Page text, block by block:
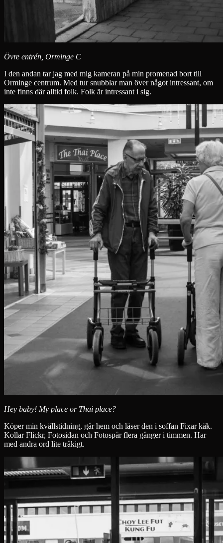
Övre entrén, Orminge C
I den andan tar jag med mig kameran på min promenad bort till
Orminge centrum. Med tur snubblar man över något intressant, om
inte finns där alltid folk. Folk är intressant i sig.
Hey baby! My place or Thai place?
Köper min kvällstidning, går hem och läser den i soffan Fixar käk.
Kollar Flickr, Fotosidan och Fotospår flera gånger i timmen. Har
med andra ord lite tråkigt.